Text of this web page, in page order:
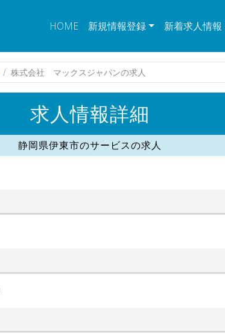
HOME 新規情報登録 新着求人情報
株式会社 マックスジャパンの求人
求人情報詳細
静岡県伊東市のサービスの求人